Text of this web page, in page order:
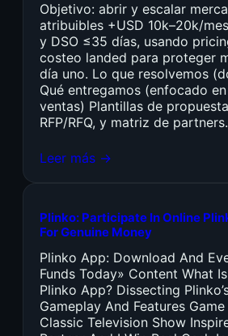
Objetivo: abrir y escalar
atribuibles +USD 10k–20k/
y DSO ≤35 días, usando
costeo landed para proteger
día uno. Lo que resolvemos
Qué entregamos (enfocado
ventas) Plantillas de
RFP/RFQ, y matriz de partners.
Leer más →
Plinko: Participate In Online
For Genuine Money
Plinko App: Download And
Funds Today» Content What
Plinko App? Dissecting
Gameplay And Features
Classic Television Show